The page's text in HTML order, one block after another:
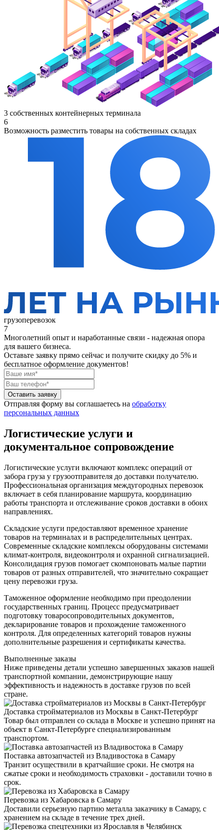
3 собственных контейнерных терминала
6
Возможность разместить товары на собственных складах
грузоперевозок
7
Многолетний опыт и наработанные связи - надежная опора
для вашего бизнеса.
Оставьте заявку прямо сейчас и получите скидку до 5% и
бесплатное оформление документов!
Оставить заявку
Отправляя форму вы соглашаетесь на обработку
персональных данных
Логистические услуги и
документальное сопровождение
Логистические услуги включают комплекс операций от
забора груза у грузоотправителя до доставки получателю.
Профессиональная организация междугородных перевозок
включает в себя планирование маршрута, координацию
работы транспорта и отслеживание сроков доставки в обоих
направлениях.
Складские услуги предоставляют временное хранение
товаров на терминалах и в распределительных центрах.
Современные складские комплексы оборудованы системами
климат-контроля, видеоконтроля и охранной сигнализацией.
Консолидация грузов помогает скомпоновать малые партии
товаров от разных отправителей, что значительно сокращает
цену перевозки груза.
Таможенное оформление необходимо при преодолении
государственных границ. Процесс предусматривает
подготовку товаросопроводительных документов,
декларирование товаров и прохождение таможенного
контроля. Для определенных категорий товаров нужны
дополнительные разрешения и сертификаты качества.
Выполненные заказы
Ниже приведены детали успешно завершенных заказов нашей
транспортной компании, демонстрирующие нашу
эффективность и надежность в доставке грузов по всей
стране.
Доставка стройматериалов из Москвы в Санкт-Петербург
Товар был отправлен со склада в Москве и успешно принят на
объект в Санкт-Петербурге специализированным
транспортом.
Поставка автозапчастей из Владивостока в Самару
Транзит осуществили в кратчайшие сроки. Не смотря на
сжатые сроки и необходимость страховки - доставили точно в
срок.
Перевозка из Хабаровска в Самару
Доставили серьезную партию металла заказчику в Самару, с
хранением на складе в течение трех дней.